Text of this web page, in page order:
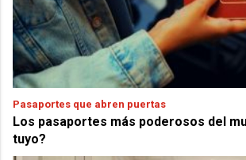
Pasaportes que abren puertas
Los pasaportes más poderosos del
tuyo?